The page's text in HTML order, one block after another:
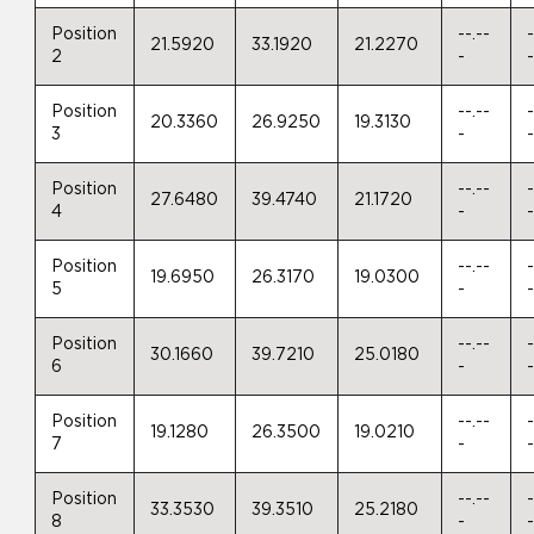
Position
2
21.5920 33.1920 21.2270
--.--
-
-
Position
3
20.3360 26.9250 19.3130
--.--
-
-
Position
4
27.6480 39.4740 21.1720
--.--
-
-
Position
5
19.6950 26.3170 19.0300
--.--
-
-
Position
6
30.1660 39.7210 25.0180
--.--
-
-
Position
7
19.1280 26.3500 19.0210
--.--
-
-
Position
8
33.3530 39.3510 25.2180
--.--
-
-